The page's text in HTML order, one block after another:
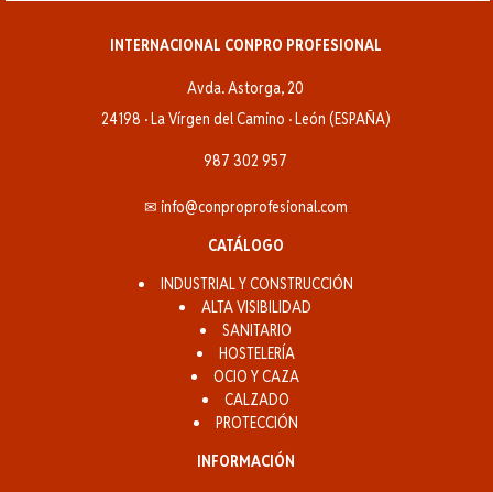
INTERNACIONAL CONPRO PROFESIONAL
Avda. Astorga, 20
24198 · La Vírgen del Camino · León (ESPAÑA)
987 302 957
✉ info@conproprofesional.com
CATÁLOGO
INDUSTRIAL Y CONSTRUCCIÓN
ALTA VISIBILIDAD
SANITARIO
HOSTELERÍA
OCIO Y CAZA
CALZADO
PROTECCIÓN
INFORMACIÓN